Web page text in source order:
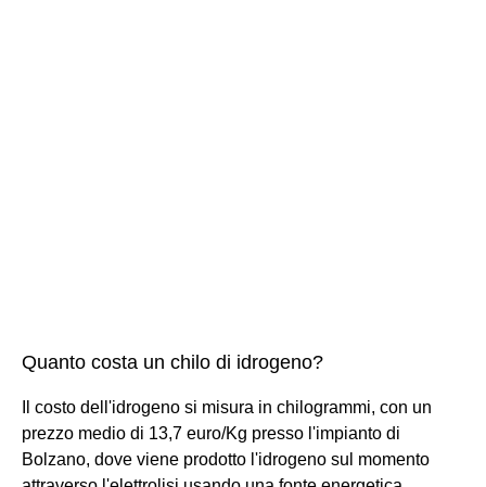
Quanto costa un chilo di idrogeno?
Il costo dell'idrogeno si misura in chilogrammi, con un
prezzo medio di 13,7 euro/Kg presso l'impianto di
Bolzano, dove viene prodotto l'idrogeno sul momento